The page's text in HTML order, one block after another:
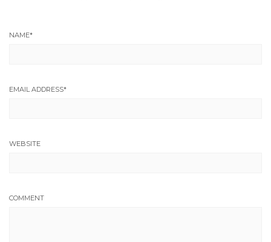
NAME*
EMAIL ADDRESS*
WEBSITE
COMMENT